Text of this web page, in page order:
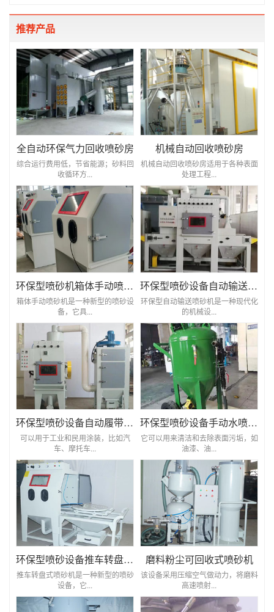
推荐产品
全自动环保气力回收喷砂房
综合运行费用低，节省能源；砂料回
收循环方...
机械自动回收喷砂房
机械自动回收喷砂房适用于各种表面
处理工程...
环保型喷砂机箱体手动喷砂机
箱体手动喷砂机是一种新型的喷砂设
备，它具...
环保型喷砂设备自动输送喷砂机
环保型自动输送喷砂机是一种现代化
的机械设...
环保型喷砂设备自动履带式喷砂机
可以用于工业和民用涂装，比如汽
车、摩托车...
环保型喷砂设备手动水喷砂机
它可以用来清洁和去除表面污垢，如
油漆、油...
环保型喷砂设备推车转盘式喷砂机
推车转盘式喷砂机是一种新型的喷砂
设备，它...
磨料粉尘可回收式喷砂机
该设备采用压缩空气做动力，将磨料
高速喷射...